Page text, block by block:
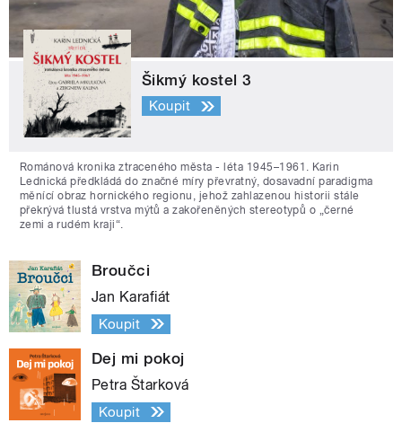
Šikmý kostel 3
Koupit
Románová kronika ztraceného města - léta 1945–1961. Karin
Lednická předkládá do značné míry převratný, dosavadní paradigma
měnící obraz hornického regionu, jehož zahlazenou historii stále
překrývá tlustá vrstva mýtů a zakořeněných stereotypů o „černé
zemi a rudém kraji“.
Broučci
Jan Karafiát
Koupit
Dej mi pokoj
Petra Štarková
Koupit